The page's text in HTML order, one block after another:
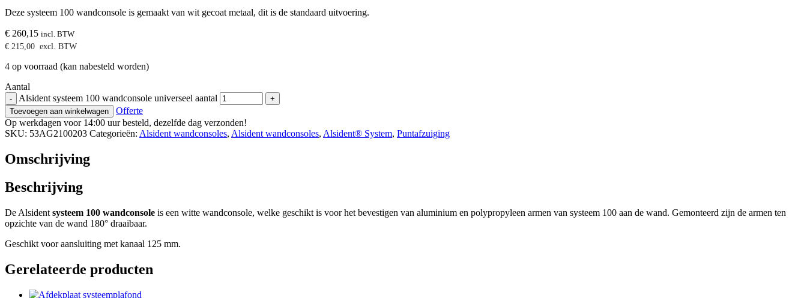
Deze systeem 100 wandconsole is gemaakt van wit gecoat metaal, dit is de standaard uitvoering.
€ 260,15 incl. BTW
€ 215,00 excl. BTW
4 op voorraad (kan nabesteld worden)
Aantal
- Alsident systeem 100 wandconsole universeel aantal
+
Toevoegen aan winkelwagen
Offerte
Op werkdagen voor 14:00 uur besteld, dezelfde dag verzonden!
SKU: 53AG2100203 Categorieën: Alsident wandconsoles, Alsident wandconsoles, Alsident® System, Puntafzuiging
Omschrijving
Beschrijving
De Alsident systeem 100 wandconsole is een witte wandconsole, welke geschikt is voor het bevestigen van aluminium en polypropyleen armen van systeem 100 aan de wand. Gemonteerd zijn de armen ten
opzichte van de wand 180° draaibaar.
Geschikt voor aansluiting met kanaal 125 mm.
Gerelateerde producten